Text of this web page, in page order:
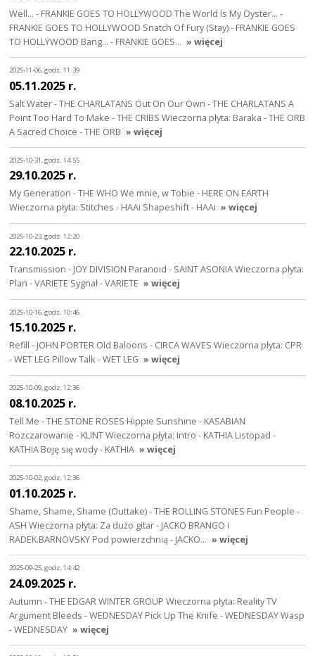
Well... - FRANKIE GOES TO HOLLYWOOD The World Is My Oyster... -
FRANKIE GOES TO HOLLYWOOD Snatch Of Fury (Stay) - FRANKIE GOES
TO HOLLYWOOD Bang... - FRANKIE GOES… » więcej
2025-11-06, godz. 11:39
05.11.2025 r.
Salt Water - THE CHARLATANS Out On Our Own - THE CHARLATANS A
Point Too Hard To Make - THE CRIBS Wieczorna płyta: Baraka - THE ORB
A Sacred Choice - THE ORB » więcej
2025-10-31, godz. 14:55
29.10.2025 r.
My Generation - THE WHO We mnie, w Tobie - HERE ON EARTH
Wieczorna płyta: Stitches - HAAi Shapeshift - HAAi » więcej
2025-10-23, godz. 12:20
22.10.2025 r.
Transmission - JOY DIVISION Paranoid - SAINT ASONIA Wieczorna płyta:
Plan - VARIETE Sygnał - VARIETE » więcej
2025-10-16, godz. 10:46
15.10.2025 r.
Refill - JOHN PORTER Old Baloons - CIRCA WAVES Wieczorna płyta: CPR
- WET LEG Pillow Talk - WET LEG » więcej
2025-10-09, godz. 12:36
08.10.2025 r.
Tell Me - THE STONE ROSES Hippie Sunshine - KASABIAN
Rozczarowanie - KLINT Wieczorna płyta: Intro - KATHIA Listopad -
KATHIA Boję się wody - KATHIA » więcej
2025-10-02, godz. 12:36
01.10.2025 r.
Shame, Shame, Shame (Outtake) - THE ROLLING STONES Fun People -
ASH Wieczorna płyta: Za dużo gitar - JACKO BRANGO i
RADEK.BARNOVSKY Pod powierzchnią - JACKO… » więcej
2025-09-25, godz. 14:42
24.09.2025 r.
Autumn - THE EDGAR WINTER GROUP Wieczorna płyta: Reality TV
Argument Bleeds - WEDNESDAY Pick Up The Knife - WEDNESDAY Wasp
- WEDNESDAY » więcej